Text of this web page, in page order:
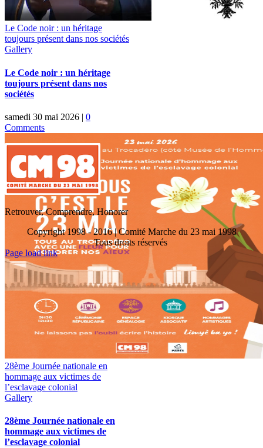
Le Code noir : un héritage
toujours présent dans nos sociétés
Gallery
Le Code noir : un héritage
toujours présent dans nos
sociétés
samedi 30 mai 2026 | 0
Comments
28ème Journée nationale en
hommage aux victimes de
l’esclavage colonial
Gallery
28ème Journée nationale en
hommage aux victimes de
l’esclavage colonial
Retrouver, Comprendre, Honorer
Copyright 1998 - 2016 | Comité Marche du 23 mai 1998
Tous droits réservés
Toggle
Sliding
Area
Page load link
Go
Top